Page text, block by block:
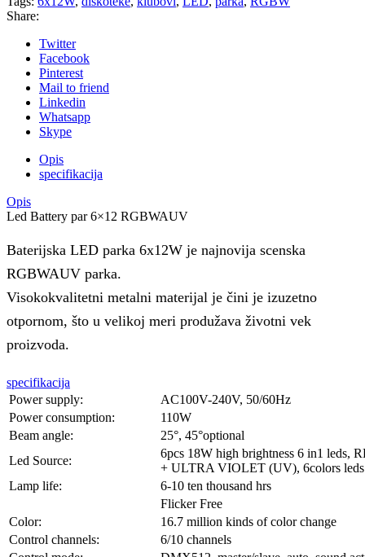
Share:
Twitter
Facebook
Pinterest
Mail to friend
Linkedin
Whatsapp
Skype
Opis
specifikacija
Opis
Led Battery par 6×12 RGBWAUV
Baterijska LED parka 6x12W je najnovija scenska
RGBWAUV parka.
Visokokvalitetni metalni materijal je čini je izuzetno
otpornom, što u velikoj meri produžava životni vek
proizvoda.
specifikacija
Power supply:
AC100V-240V, 50/60Hz
Power consumption:
110W
Beam angle:
25°, 45°optional
Led Source:
6pcs 18W high brightness 6 in1
+ ULTRA VIOLET (UV), 6colors leds
Lamp life:
6-10 ten thousand hrs
Flicker Free
Color:
16.7 million kinds of color change
Control channels:
6/10 channels